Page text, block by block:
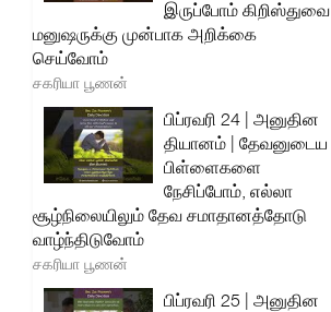
இருப்போம் கிறிஸ்துவை
மனுஷருக்கு முன்பாக அறிக்கை
செய்வோம்
சகரியா பூணன்
பிப்ரவரி 24 | அனுதின
தியானம் | தேவனுடைய
பிள்ளைகளை
நேசிப்போம், எல்லா
சூழ்நிலையிலும் தேவ சமாதானத்தோடு
வாழ்ந்திடுவோம்
சகரியா பூணன்
பிப்ரவரி 25 | அனுதின